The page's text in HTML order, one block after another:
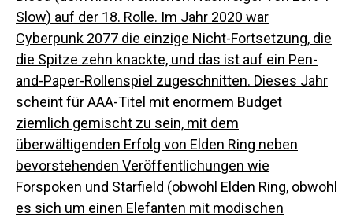
Slow) auf der 18. Rolle. Im Jahr 2020 war
Cyberpunk 2077 die einzige Nicht-Fortsetzung, die
die Spitze zehn knackte, und das ist auf ein Pen-
and-Paper-Rollenspiel zugeschnitten. Dieses Jahr
scheint für AAA-Titel mit enormem Budget
ziemlich gemischt zu sein, mit dem
überwältigenden Erfolg von Elden Ring neben
bevorstehenden Veröffentlichungen wie
Forspoken und Starfield (obwohl Elden Ring, obwohl
es sich um einen Elefanten mit modischen